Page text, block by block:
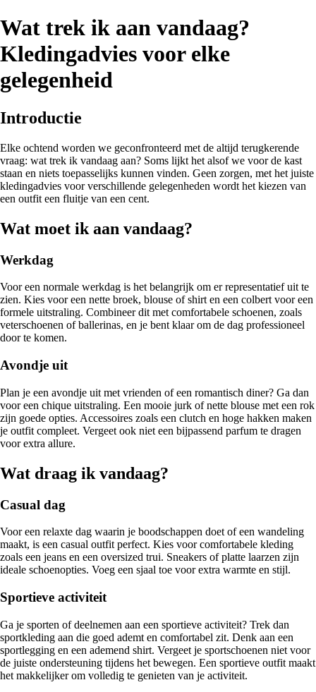
Wat trek ik aan vandaag?
Kledingadvies voor elke
gelegenheid
Introductie
Elke ochtend worden we geconfronteerd met de altijd terugkerende
vraag: wat trek ik vandaag aan? Soms lijkt het alsof we voor de kast
staan en niets toepasselijks kunnen vinden. Geen zorgen, met het juiste
kledingadvies voor verschillende gelegenheden wordt het kiezen van
een outfit een fluitje van een cent.
Wat moet ik aan vandaag?
Werkdag
Voor een normale werkdag is het belangrijk om er representatief uit te
zien. Kies voor een nette broek, blouse of shirt en een colbert voor een
formele uitstraling. Combineer dit met comfortabele schoenen, zoals
veterschoenen of ballerinas, en je bent klaar om de dag professioneel
door te komen.
Avondje uit
Plan je een avondje uit met vrienden of een romantisch diner? Ga dan
voor een chique uitstraling. Een mooie jurk of nette blouse met een rok
zijn goede opties. Accessoires zoals een clutch en hoge hakken maken
je outfit compleet. Vergeet ook niet een bijpassend parfum te dragen
voor extra allure.
Wat draag ik vandaag?
Casual dag
Voor een relaxte dag waarin je boodschappen doet of een wandeling
maakt, is een casual outfit perfect. Kies voor comfortabele kleding
zoals een jeans en een oversized trui. Sneakers of platte laarzen zijn
ideale schoenopties. Voeg een sjaal toe voor extra warmte en stijl.
Sportieve activiteit
Ga je sporten of deelnemen aan een sportieve activiteit? Trek dan
sportkleding aan die goed ademt en comfortabel zit. Denk aan een
sportlegging en een ademend shirt. Vergeet je sportschoenen niet voor
de juiste ondersteuning tijdens het bewegen. Een sportieve outfit maakt
het makkelijker om volledig te genieten van je activiteit.